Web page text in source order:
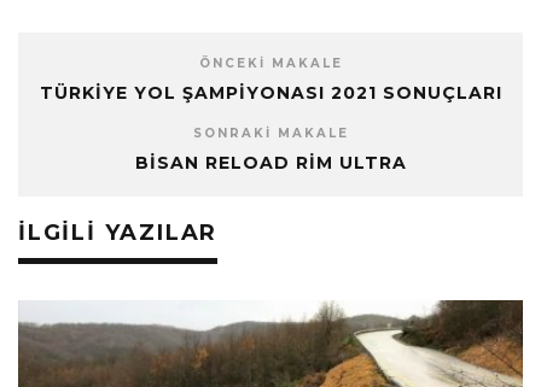
ÖNCEKI MAKALE
TÜRKIYE YOL ŞAMPIYONASI 2021 SONUÇLARI
SONRAKI MAKALE
BISAN RELOAD RIM ULTRA
İLGILI YAZILAR